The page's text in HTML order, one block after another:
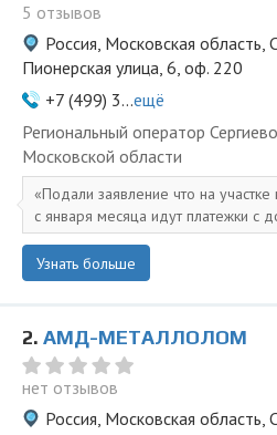
5 отзывов
Россия, Московская область,
Пионерская улица, 6, оф. 220
+7 (499) 3...ещё
Региональный оператор
Московской области
Подали заявление что на
с января месяца идут платежки с
Узнать больше
2. АМД-МЕТАЛЛОЛОМ
нет отзывов
Россия, Московская область,